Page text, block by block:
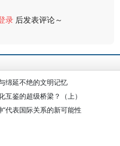
录 后发表评论～
绵延不绝的文明记忆
鉴的超级桥梁？（上）
代表国际关系的新可能性